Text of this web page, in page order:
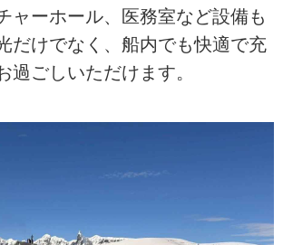
ャーホール、医務室など設備も
だけでなく、船内でも快適で充
過ごしいただけます。